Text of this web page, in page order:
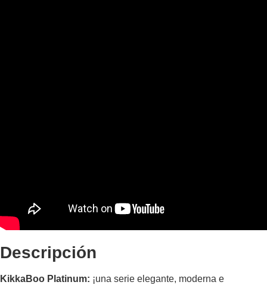
Descripción
KikkaBoo Platinum: ¡una serie elegante, moderna e